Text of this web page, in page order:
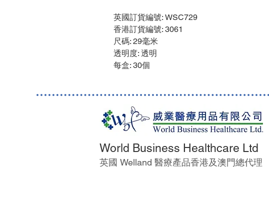
英國訂貨編號: WSC729
香港訂貨編號: 3061
尺碼: 29毫米
透明度: 透明
每盒: 30個
World Business Healthcare Ltd
英國 Welland 醫療產品香港及澳門總代理